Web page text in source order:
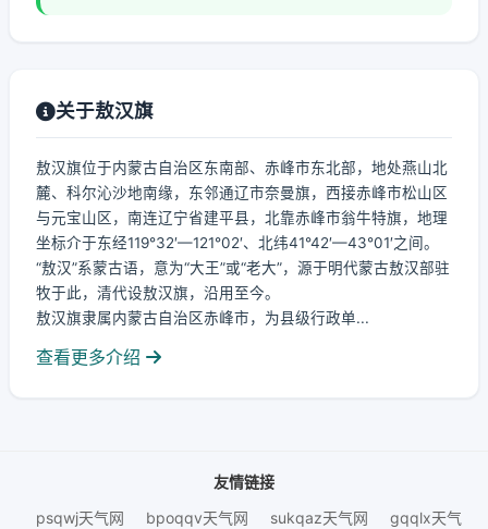
关于敖汉旗
敖汉旗位于内蒙古自治区东南部、赤峰市东北部，地处燕山北
麓、科尔沁沙地南缘，东邻通辽市奈曼旗，西接赤峰市松山区
与元宝山区，南连辽宁省建平县，北靠赤峰市翁牛特旗，地理
坐标介于东经119°32′—121°02′、北纬41°42′—43°01′之间。
“敖汉”系蒙古语，意为“大王”或“老大”，源于明代蒙古敖汉部驻
牧于此，清代设敖汉旗，沿用至今。
敖汉旗隶属内蒙古自治区赤峰市，为县级行政单...
查看更多介绍
友情链接
psqwj天气网
bpoqqv天气网 sukqaz天气网 gqqlx天气